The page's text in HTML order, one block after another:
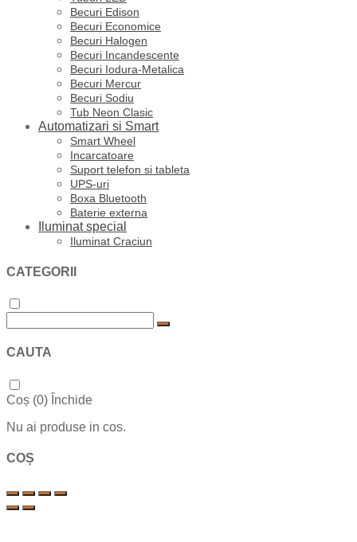
Becuri Edison
Becuri Economice
Becuri Halogen
Becuri Incandescente
Becuri Iodura-Metalica
Becuri Mercur
Becuri Sodiu
Tub Neon Clasic
Automatizari si Smart
Smart Wheel
Incarcatoare
Suport telefon si tableta
UPS-uri
Boxa Bluetooth
Baterie externa
Iluminat special
Iluminat Craciun
CATEGORII
CAUTA
Coș (0) Închide
Nu ai produse in cos.
COȘ